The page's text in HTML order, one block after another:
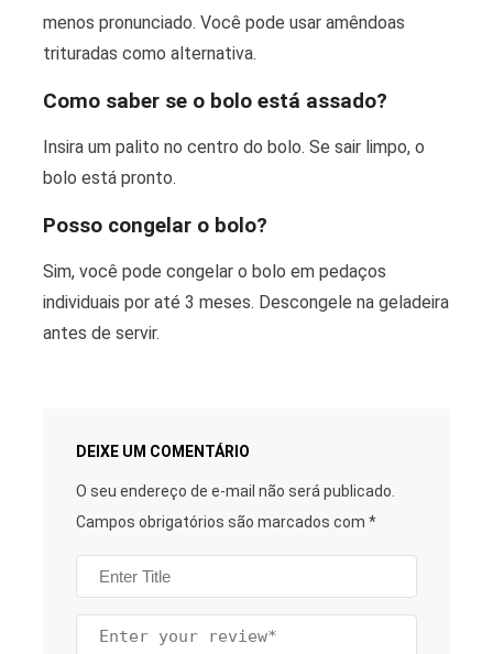
menos pronunciado. Você pode usar amêndoas
trituradas como alternativa.
Como saber se o bolo está assado?
Insira um palito no centro do bolo. Se sair limpo, o
bolo está pronto.
Posso congelar o bolo?
Sim, você pode congelar o bolo em pedaços
individuais por até 3 meses. Descongele na geladeira
antes de servir.
DEIXE UM COMENTÁRIO
O seu endereço de e-mail não será publicado.
Campos obrigatórios são marcados com *